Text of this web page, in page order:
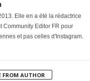
Elle en a été la rédactrice
Community Editor FR pour
et pas celles d'Instagram.
FROM AUTHOR